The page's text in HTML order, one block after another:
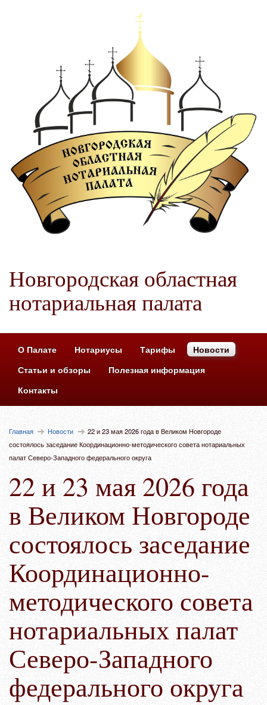
Новгородская областная
нотариальная палата
О Палате Нотариусы Тарифы
Новости
Статьи и обзоры
Полезная информация
Контакты
Главная Новости
22 и 23 мая 2026 года в Великом Новгороде
состоялось заседание Координационно-методического совета нотариальных
палат Северо-Западного федерального округа
22 и 23 мая 2026 года
в Великом Новгороде
состоялось заседание
Координационно-
методического совета
нотариальных палат
Северо-Западного
федерального округа